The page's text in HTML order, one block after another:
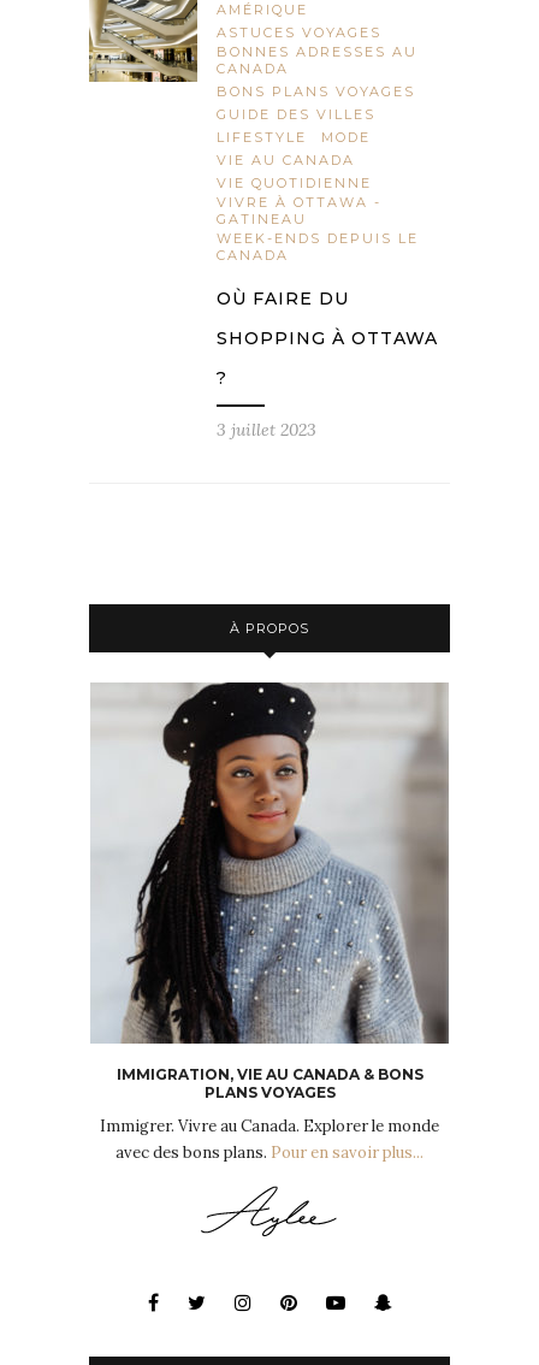
AMÉRIQUE
ASTUCES VOYAGES
BONNES ADRESSES AU
CANADA
BONS PLANS VOYAGES
GUIDE DES VILLES
LIFESTYLE
MODE
VIE AU CANADA
VIE QUOTIDIENNE
VIVRE À OTTAWA -
GATINEAU
WEEK-ENDS DEPUIS LE
CANADA
OÙ FAIRE DU
SHOPPING À OTTAWA
?
3 juillet 2023
À PROPOS
IMMIGRATION, VIE AU CANADA & BONS
PLANS VOYAGES
Immigrer. Vivre au Canada. Explorer le monde
avec des bons plans. Pour en savoir plus...